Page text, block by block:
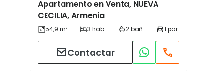
Apartamento en Venta, NUEVA
CECILIA, Armenia
Contactar